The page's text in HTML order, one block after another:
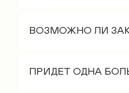
осуществляется при
ВОЗМОЖНО ЛИ
ПРИДЕТ ОДНА